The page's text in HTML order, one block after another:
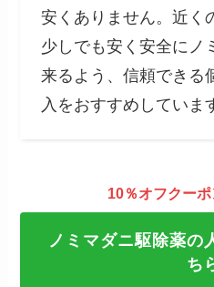
安くありません。近く
少しでも安く安全にノ
来るよう、信頼できる
入をおすすめしていま
10％オフクー
ノミマダニ駆除薬の
ち